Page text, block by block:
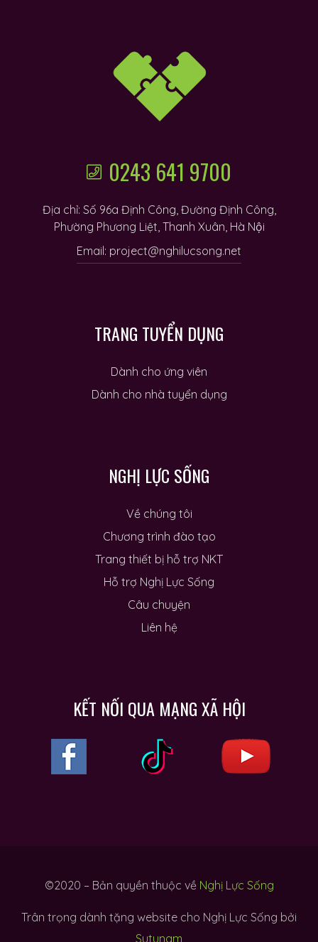
0243 641 9700
Địa chỉ: Số 96a Định Công, Đường Định Công,
Phường Phương Liệt, Thanh Xuân, Hà Nội
Email: project@nghilucsong.net
TRANG TUYỂN DỤNG
Dành cho ứng viên
Dành cho nhà tuyển dụng
NGHỊ LỰC SỐNG
Về chúng tôi
Chương trình đào tạo
Trang thiết bị hỗ trợ NKT
Hỗ trợ Nghị Lực Sống
Câu chuyện
Liên hệ
KẾT NỐI QUA MẠNG XÃ HỘI
©2020 – Bản quyền thuộc về Nghị Lực Sống
Trân trọng dành tặng website cho Nghị Lực Sống bởi
Sutunam